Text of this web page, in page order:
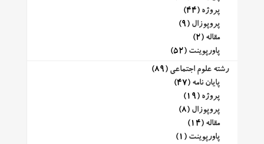
پروژه (44)
پروپوزال (9)
مقاله (2)
پاورپوینت (52)
رشته علوم اجتماعی (89)
پایان نامه (47)
پروژه (19)
پروپوزال (8)
مقاله (14)
پاورپوینت (1)